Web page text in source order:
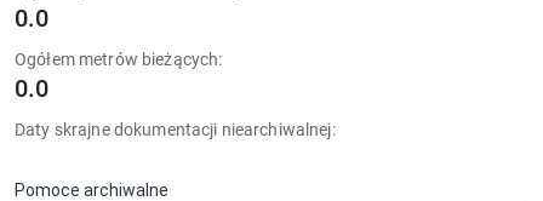
0.0
Ogółem metrów bieżących:
0.0
Daty skrajne dokumentacji niearchiwalnej:
Pomoce archiwalne